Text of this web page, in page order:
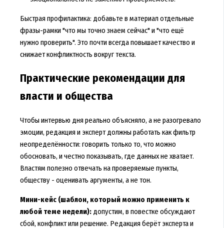
Быстрая профилактика: добавьте в материал отдельные
фразы-рамки "что мы точно знаем сейчас" и "что ещё
нужно проверить". Это почти всегда повышает качество и
снижает конфликтность вокруг текста.
Практические рекомендации для
власти и общества
Чтобы интервью дня реально объясняло, а не разогревало
эмоции, редакция и эксперт должны работать как фильтр
неопределённости: говорить только то, что можно
обосновать, и честно показывать, где данных не хватает.
Властям полезно отвечать на проверяемые пункты,
обществу - оценивать аргументы, а не тон.
Мини-кейс (шаблон, который можно применить к
любой теме недели):допустим, в повестке обсуждают
сбой, конфликт или решение. Редакция берёт эксперта и